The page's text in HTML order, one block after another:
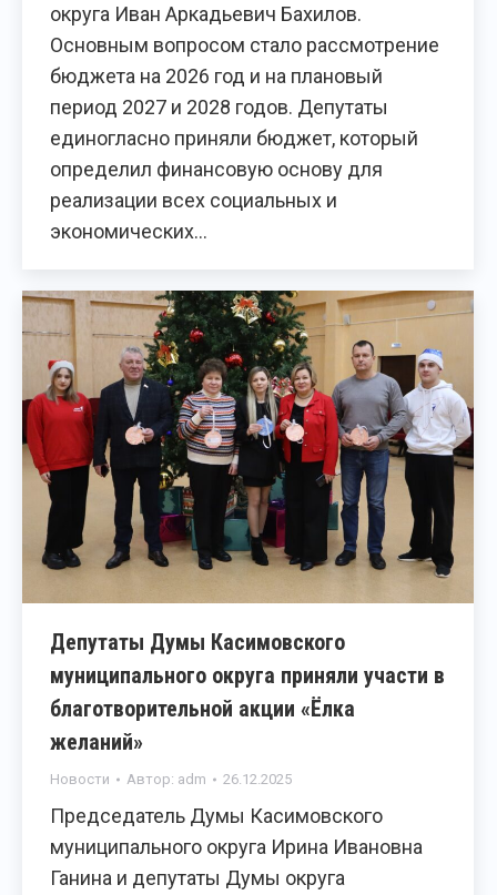
округа Иван Аркадьевич Бахилов.
Основным вопросом стало рассмотрение
бюджета на 2026 год и на плановый
период 2027 и 2028 годов. Депутаты
единогласно приняли бюджет, который
определил финансовую основу для
реализации всех социальных и
экономических…
Депутаты Думы Касимовского
муниципального округа приняли участи в
благотворительной акции «Ёлка
желаний»
Новости Автор: adm 26.12.2025
Председатель Думы Касимовского
муниципального округа Ирина Ивановна
Ганина и депутаты Думы округа